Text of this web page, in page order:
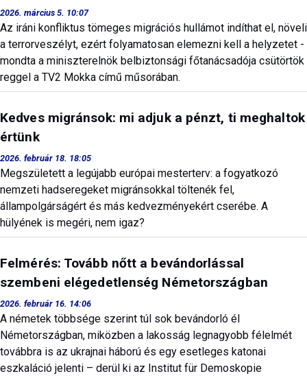
2026. március 5. 10:07
Az iráni konfliktus tömeges migrációs hullámot indíthat el, növeli
a terrorveszélyt, ezért folyamatosan elemezni kell a helyzetet -
mondta a miniszterelnök belbiztonsági főtanácsadója csütörtök
reggel a TV2 Mokka című műsorában.
Kedves migránsok: mi adjuk a pénzt, ti meghaltok
értünk
2026. február 18. 18:05
Megszületett a legújabb európai mesterterv: a fogyatkozó
nemzeti hadseregeket migránsokkal töltenék fel,
állampolgárságért és más kedvezményekért cserébe. A
hülyének is megéri, nem igaz?
Felmérés: Tovább nőtt a bevándorlással
szembeni elégedetlenség Németországban
2026. február 16. 14:06
A németek többsége szerint túl sok bevándorló él
Németországban, miközben a lakosság legnagyobb félelmét
továbbra is az ukrajnai háború és egy esetleges katonai
eszkaláció jelenti – derül ki az Institut für Demoskopie